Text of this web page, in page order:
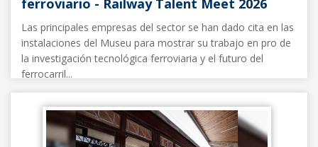
Las principales empresas del sector se han dado cita en las
instalaciones del Museu para mostrar su trabajo en pro de
la investigación tecnológica ferroviaria y el futuro del
ferrocarril...
Noticias FFE 13/03/2026